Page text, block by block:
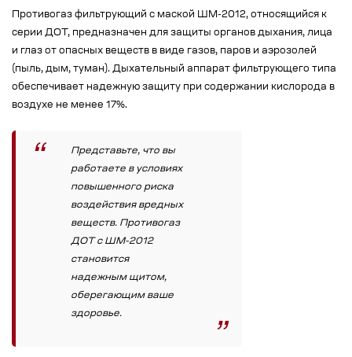
Противогаз фильтрующий с маской ШМ-2012, относящийся к
серии ДОТ, предназначен для защиты органов дыхания, лица
и глаз от опасных веществ в виде газов, паров и аэрозолей
(пыль, дым, туман). Дыхательный аппарат фильтрующего типа
обеспечивает надежную защиту при содержании кислорода в
воздухе не менее 17%.
Представьте, что вы
работаете в условиях
повышенного риска
воздействия вредных
веществ. Противогаз
ДОТ с ШМ-2012
становится
надежным щитом,
оберегающим ваше
здоровье.